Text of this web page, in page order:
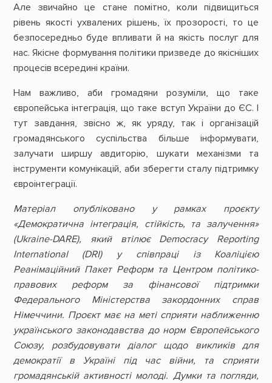
Але звичайно це стане помітно, коли підвищиться
рівень якості ухвалених рішень, їх прозорості, то це
безпосередньо буде впливати й на якість послуг для
нас. Якісне формування політики призведе до якісніших
процесів всередині країни.
Нам важливо, аби громадяни розуміли, що таке
європейська інтеграція, що таке вступ України до ЄС. І
тут завдання, звісно ж, як уряду, так і організацій
громадянського суспільства більше інформувати,
залучати ширшу авдиторію, шукати механізми та
інструменти комунікацій, аби зберегти сталу підтримку
євроінтеграції.
Матеріал опубліковано у рамках проєкту
«Демократична інтеграція, стійкість, та залучення»
(Ukraine-DARE), який втілює Democracy Reporting
International (DRI) у співпраці із Коаліцією
Реанімаційний Пакет Реформ та Центром політико-
правових реформ за фінансової підтримки
Федерального Міністерства закордонних справ
Німеччини. Проєкт має на меті сприяти наближенню
українського законодавства до норм Європейського
Союзу, розбудовувати діалог щодо викликів для
демократії в Україні під час війни, та сприяти
громадянській активності молоді. Думки та погляди,